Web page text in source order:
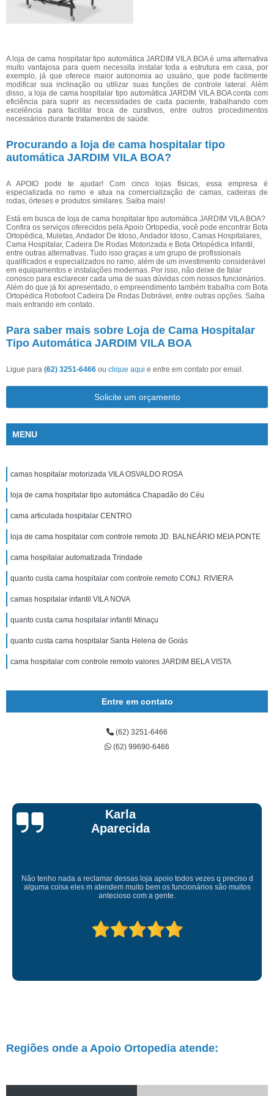
A loja de cama hospitalar tipo automática JARDIM VILA BOA é uma alternativa
muito vantajosa para quem necessita instalar toda a estrutura em casa, por
exemplo, já que oferece maior autonomia ao usuário, que pode facilmente
modificar sua inclinação ou utilizar suas funções de controle lateral. Além
disso, a loja de cama hospitalar tipo automática JARDIM VILA BOA conta com
eficiência para suprir as necessidades de cada paciente, trabalhando com
excelência para facilitar troca de curativos, entre outros procedimentos
necessários durante tratamentos de saúde.
Procurando a loja de cama hospitalar tipo
automática JARDIM VILA BOA?
A APOIO pode te ajudar! Com cinco lojas físicas, essa empresa é
especializada no ramo e atua na comercialização de camas, cadeiras de
rodas, órteses e produtos similares. Saiba mais!
Está em busca de loja de cama hospitalar tipo automática JARDIM VILA BOA?
Confira os serviços oferecidos pela Apoio Ortopedia, você pode encontrar Bota
Ortopédica, Muletas, Andador De Idoso, Andador Idoso, Camas Hospitalares,
Cama Hospitalar, Cadeira De Rodas Motorizada e Bota Ortopédica Infantil,
entre outras alternativas. Tudo isso graças a um grupo de profissionais
qualificados e especializados no ramo, além de um investimento considerável
em equipamentos e instalações modernas. Por isso, não deixe de falar
conosco para esclarecer cada uma de suas dúvidas com nossos funcionários.
Além do que já foi apresentado, o empreendimento também trabalha com Bota
Ortopédica Robofoot Cadeira De Rodas Dobrável, entre outras opções. Saiba
mais entrando em contato.
Para saber mais sobre Loja de Cama Hospitalar
Tipo Automática JARDIM VILA BOA
Ligue para (62) 3251-6466 ou clique aqui e entre em contato por email.
Solicite um orçamento
MENU
camas hospitalar motorizada VILA OSVALDO ROSA
loja de cama hospitalar tipo automática Chapadão do Céu
cama articulada hospitalar CENTRO
loja de cama hospitalar com controle remoto JD. BALNEÁRIO MEIA PONTE
cama hospitalar automatizada Trindade
quanto custa cama hospitalar com controle remoto CONJ. RIVIERA
camas hospitalar infantil VILA NOVA
quanto custa cama hospitalar infantil Minaçu
quanto custa cama hospitalar Santa Helena de Goiás
cama hospitalar com controle remoto valores JARDIM BELA VISTA
Entre em contato
(62) 3251-6466
(62) 99690-6466
Talita Scarpini
Atendimento de primeira! Sempre muito atenciosos com a gente, Silvete tá
de parabéns pelo atendimento.
Regiões onde a Apoio Ortopedia atende: